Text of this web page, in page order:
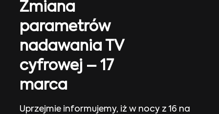
Zmiana
parametrów
nadawania TV
cyfrowej – 17
marca
Uprzejmie informujemy, iż w nocy z 16 na